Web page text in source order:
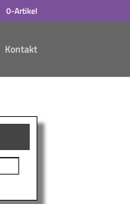
0-Artikel
Kontakt